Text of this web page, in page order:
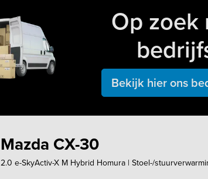
Op zoek
Bekijk hier ons
Mazda CX-30
2.0 e-SkyActiv-X M Hybrid Homura | Stoel-/